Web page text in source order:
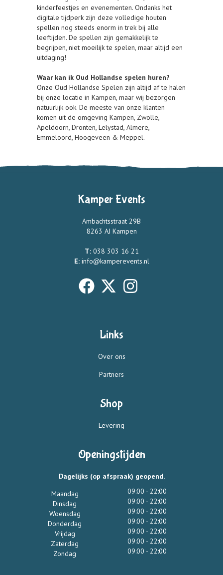
kinderfeestjes en evenementen. Ondanks het
digitale tijdperk zijn deze volledige houten
spellen nog steeds enorm in trek bij alle
leeftijden. De spellen zijn gemakkelijk te
begrijpen, niet moeilijk te spelen, maar altijd een
uitdaging!
Waar kan ik Oud Hollandse spelen huren?
Onze Oud Hollandse Spelen zijn altijd af te halen
bij onze locatie in Kampen, maar wij bezorgen
natuurlijk ook. De meeste van onze klanten
komen uit de omgeving Kampen, Zwolle,
Apeldoorn, Dronten, Lelystad, Almere,
Emmeloord, Hoogeveen & Meppel.
Kamper Events
Ambachtsstraat 29B
8263 AJ Kampen
T: 038 303 16 21
E: info@kamperevents.nl
Links
Over ons
Partners
Shop
Levering
Openingstijden
Dagelijks (op afspraak) geopend.
Maandag
Dinsdag
Woensdag
Donderdag
Vrijdag
Zaterdag
Zondag
09:00 - 22:00
09:00 - 22:00
09:00 - 22:00
09:00 - 22:00
09:00 - 22:00
09:00 - 22:00
09:00 - 22:00